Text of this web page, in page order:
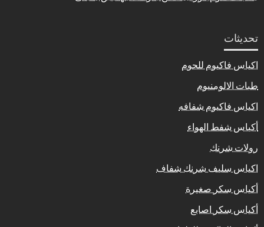
تحديثات
اكياس فاكيوم للحوم
طبات الالومنيوم
اكياس فاكيوم شفافه
أكياس شفط الهواء
رولات شرنك
اكياس سليف شرنك شفاف
أكياس سكر صغيرة
أكياس سكر اصابع